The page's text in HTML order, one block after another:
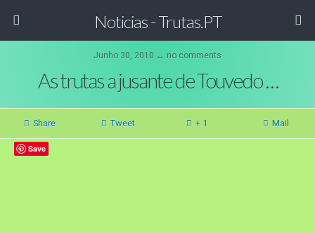
Noticias - Trutas.PT
Junho 30, 2010 ↔ no comments
As trutas a jusante de Touvedo …
Share Tweet + 1 Mail
Save